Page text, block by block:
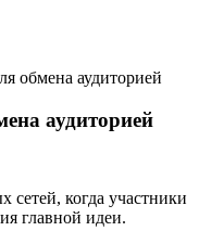
обмена аудиторией
аудиторией
когда участники
главной идеи.